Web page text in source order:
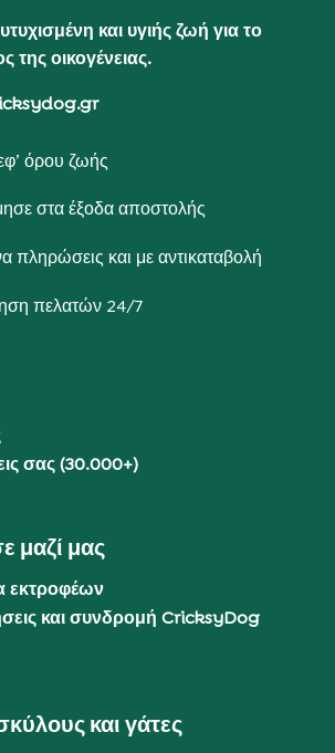
και υγιής ζωή για το
της οικογένειας.
όρου ζωής
στα έξοδα αποστολής
πληρώσεις και με αντικαταβολή
πελατών 24/7
σας (30.000+)
μαζί μας
εκτροφέων
και συνδρομή CricksyDog
και γάτες